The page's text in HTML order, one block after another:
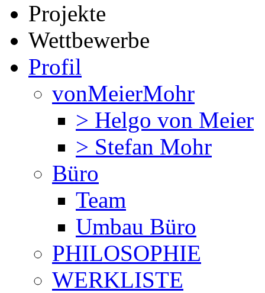
Projekte
Wettbewerbe
Profil
vonMeierMohr
> Helgo von Meier
> Stefan Mohr
Büro
Team
Umbau Büro
PHILOSOPHIE
WERKLISTE